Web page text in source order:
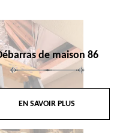
de maison 86
EN SAVOIR PLUS